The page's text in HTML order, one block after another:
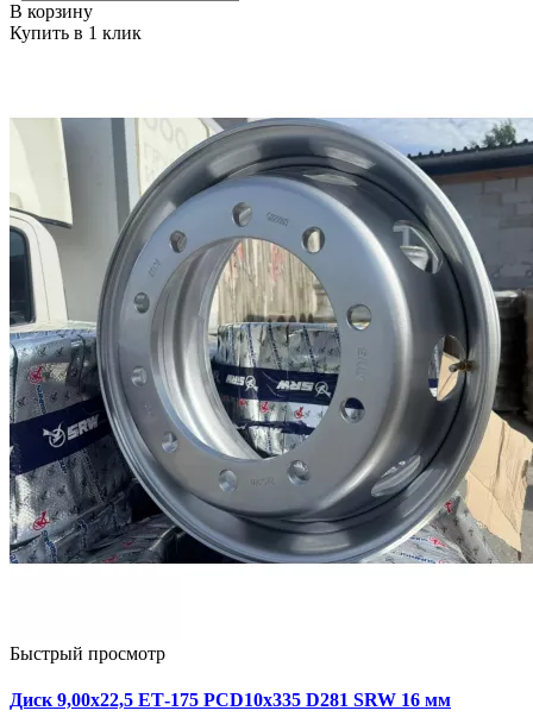
В корзину
Купить в 1 клик
Быстрый просмотр
Диск 9,00х22,5 ЕТ-175 PCD10x335 D281 SRW 16 мм